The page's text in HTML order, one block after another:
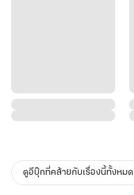
ดูอีบุ๊กที่คล้ายกับเรื่องนี้ทั้งหมด